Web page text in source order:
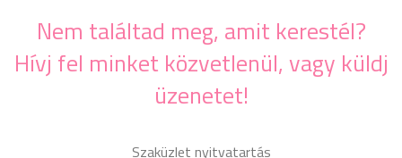
Nem találtad meg, amit kerestél?
Hívj fel minket közvetlenül, vagy küldj
üzenetet!
Szaküzlet nyitvatartás